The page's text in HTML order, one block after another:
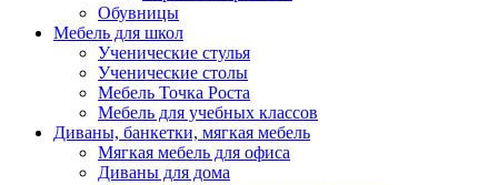
Обувницы
Мебель для школ
Ученические стулья
Ученические столы
Мебель Точка Роста
Мебель для учебных классов
Диваны, банкетки, мягкая мебель
Мягкая мебель для офиса
Диваны для дома